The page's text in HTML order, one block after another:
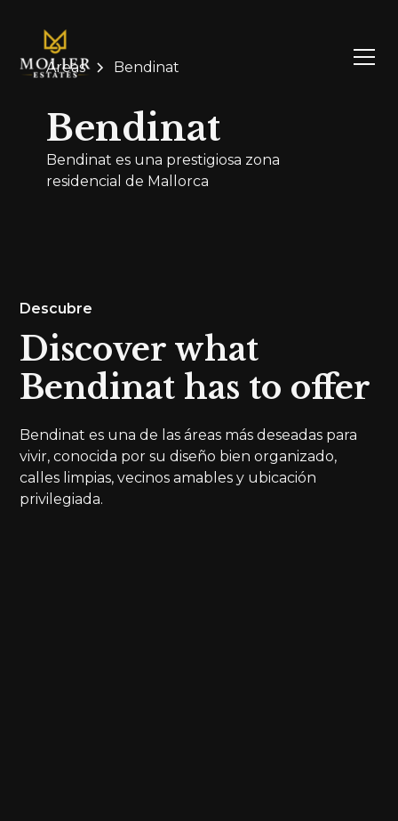
Áreas Bendinat
Bendinat
Bendinat es una prestigiosa zona
residencial de Mallorca
Descubre
Discover what
Bendinat has to offer
Bendinat es una de las áreas más deseadas para
vivir, conocida por su diseño bien organizado,
calles limpias, vecinos amables y ubicación
privilegiada.